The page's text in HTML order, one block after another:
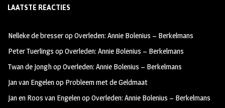
b
oo
k
ag
m
tt
LAATSTE REACTIES
Nelleke de bresseropOverleden: Annie Bolenius – Berkelmans
Peter Tuerlings opOverleden: Annie Bolenius – Berkelmans
Twan de JonghopOverleden: Annie Bolenius – Berkelmans
Jan van Engelenop Probleem met de Geldmaat
Jan en Roos van EngelenopOverleden: Annie Bolenius – Berkelmans